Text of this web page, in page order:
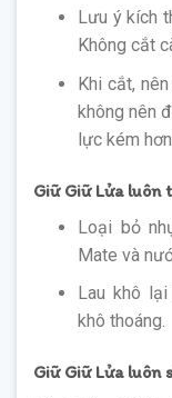
Lưu ý kích
Không cắt
Khi cắt,
không nên
lực kém
Giữ Giữ Lửa luôn
Loại bỏ
Mate và
Lau khô
khô thoáng.
Giữ Giữ Lửa luôn